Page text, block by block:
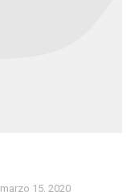
marzo 15, 2020